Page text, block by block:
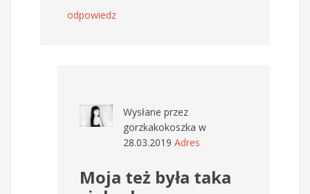
odpowiedz
Wysłane przez
gorzkakokoszka w
28.03.2019 Adres
Moja też była taka